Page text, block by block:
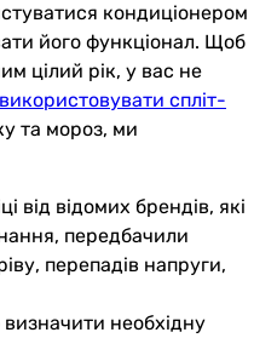
кондиціонером
його функціонал. Щоб
цілий рік, у вас не
спліт-
та мороз, ми
від відомих брендів, які
передбачили
перепадів напруги,
необхідну